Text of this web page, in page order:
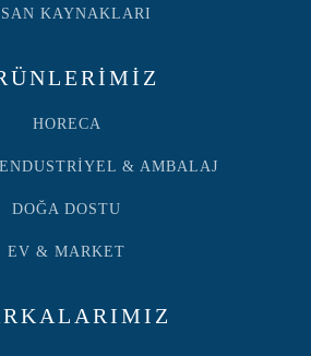
KAYNAKLARI
HORECA
& AMBALAJ
DOĞA DOSTU
EV & MARKET